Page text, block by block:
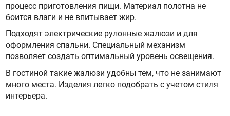
процесс приготовления пищи. Материал полотна не
боится влаги и не впитывает жир.
Подходят электрические рулонные жалюзи и для
оформления спальни. Специальный механизм
позволяет создать оптимальный уровень освещения.
В гостиной такие жалюзи удобны тем, что не занимают
много места. Изделия легко подобрать с учетом стиля
интерьера.